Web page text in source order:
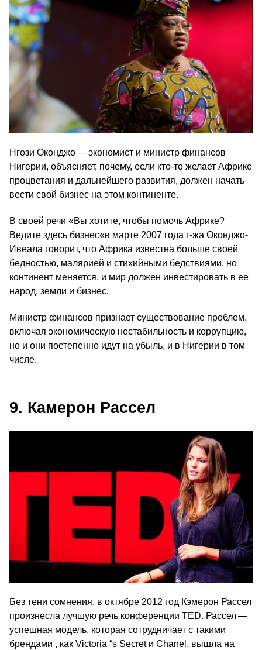
Нгози Оконджо — экономист и министр финансов
Нигерии, объясняет, почему, если кто-то желает Африке
процветания и дальнейшего развития, должен начать
вести свой бизнес на этом континенте.
В своей речи «Вы хотите, чтобы помочь Африке?
Ведите здесь бизнес«в марте 2007 года г‑жа Оконджо-
Ивеала говорит, что Африка известна больше своей
бедностью, малярией и стихийными бедствиями, но
континент меняется, и мир должен инвестировать в ее
народ, земли и бизнес.
Министр финансов признает существование проблем,
включая экономическую нестабильность и коррупцию,
но и они постепенно идут на убыль, и в Нигерии в том
числе.
9. Камерон Рассел
Без тени сомнения, в октябре 2012 год Кэмерон Рассел
произнесла лучшую речь конференции TED. Рассел —
успешная модель, которая сотрудничает с такими
брендами , как Victoria “s Secret и Chanel, вышла на